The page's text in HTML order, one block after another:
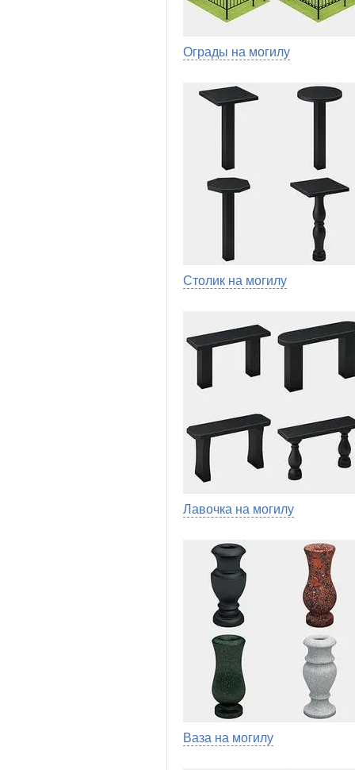
Ограды на могилу
Столик на могилу
Лавочка на могилу
Ваза на могилу